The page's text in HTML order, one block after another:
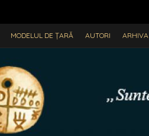
MODELUL DE ȚARĂ AUTORI ARHIVA